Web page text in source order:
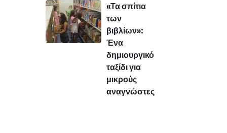
«Τα σπίτια
των
βιβλίων»:
Ένα
δημιουργικό
ταξίδι για
μικρούς
αναγνώστες